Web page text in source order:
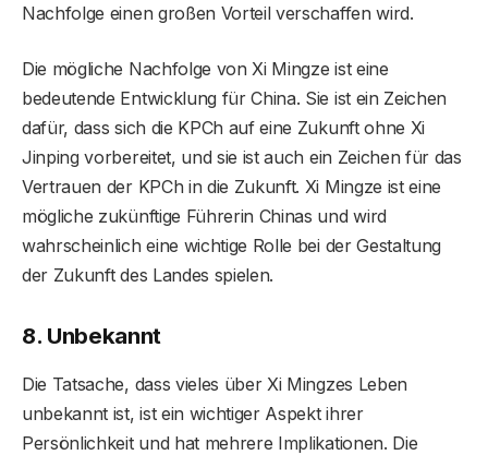
Nachfolge einen großen Vorteil verschaffen wird.
Die mögliche Nachfolge von Xi Mingze ist eine
bedeutende Entwicklung für China. Sie ist ein Zeichen
dafür, dass sich die KPCh auf eine Zukunft ohne Xi
Jinping vorbereitet, und sie ist auch ein Zeichen für das
Vertrauen der KPCh in die Zukunft. Xi Mingze ist eine
mögliche zukünftige Führerin Chinas und wird
wahrscheinlich eine wichtige Rolle bei der Gestaltung
der Zukunft des Landes spielen.
8. Unbekannt
Die Tatsache, dass vieles über Xi Mingzes Leben
unbekannt ist, ist ein wichtiger Aspekt ihrer
Persönlichkeit und hat mehrere Implikationen. Die